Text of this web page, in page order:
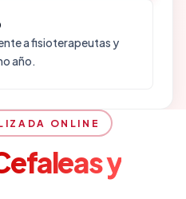
a fisioterapeutas y
año.
ONLINE
y